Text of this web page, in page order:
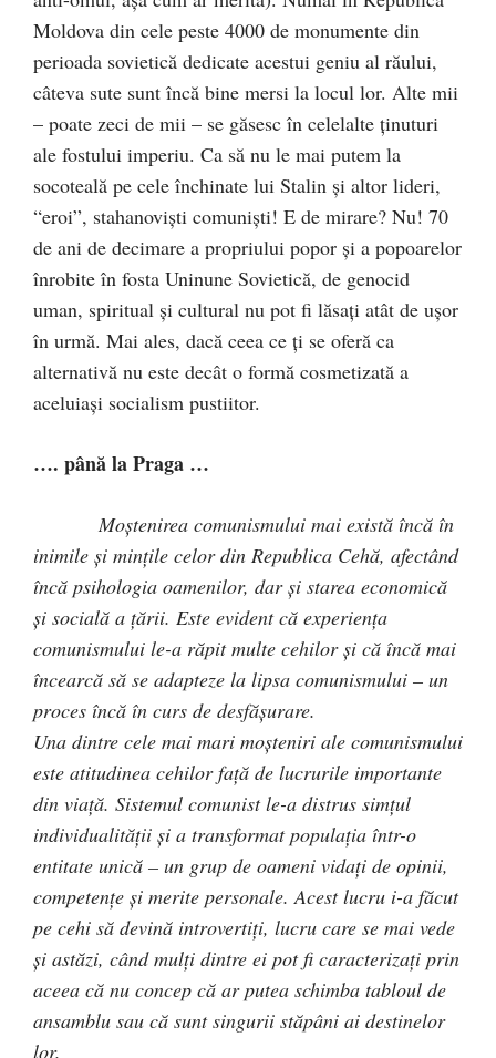
Moldova din cele peste 4000 de monumente din
perioada sovietică dedicate acestui geniu al răului,
câteva sute sunt încă bine mersi la locul lor. Alte mii
– poate zeci de mii – se găsesc în celelalte ţinuturi
ale fostului imperiu. Ca să nu le mai putem la
socoteală pe cele închinate lui Stalin şi altor lideri,
“eroi”, stahanovişti comunişti! E de mirare? Nu! 70
de ani de decimare a propriului popor şi a popoarelor
înrobite în fosta Uninune Sovietică, de genocid
uman, spiritual şi cultural nu pot fi lăsaţi atât de uşor
în urmă. Mai ales, dacă ceea ce ţi se oferă ca
alternativă nu este decât o formă cosmetizată a
aceluiaşi socialism pustiitor.
…. până la Praga …
Moştenirea comunismului mai există încă în
inimile şi minţile celor din Republica Cehă, afectând
încă psihologia oamenilor, dar şi starea economică
şi socială a ţării. Este evident că experienţa
comunismului le-a răpit multe cehilor şi că încă mai
încearcă să se adapteze la lipsa comunismului – un
proces încă în curs de desfăşurare.
Una dintre cele mai mari moşteniri ale comunismului
este atitudinea cehilor faţă de lucrurile importante
din viaţă. Sistemul comunist le-a distrus simţul
individualităţii şi a transformat populaţia într-o
entitate unică – un grup de oameni vidaţi de opinii,
competenţe şi merite personale. Acest lucru i-a făcut
pe cehi să devină introvertiţi, lucru care se mai vede
şi astăzi, când mulţi dintre ei pot fi caracterizaţi prin
aceea că nu concep că ar putea schimba tabloul de
ansamblu sau că sunt singurii stăpâni ai destinelor
lor.